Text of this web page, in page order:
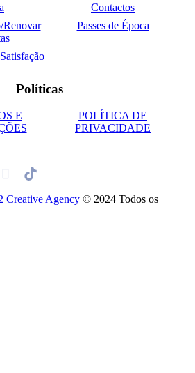
Contactos
Passes de Época
Políticas
E
POLÍTICA DE
PRIVACIDADE
Creative Agency © 2024 Todos os